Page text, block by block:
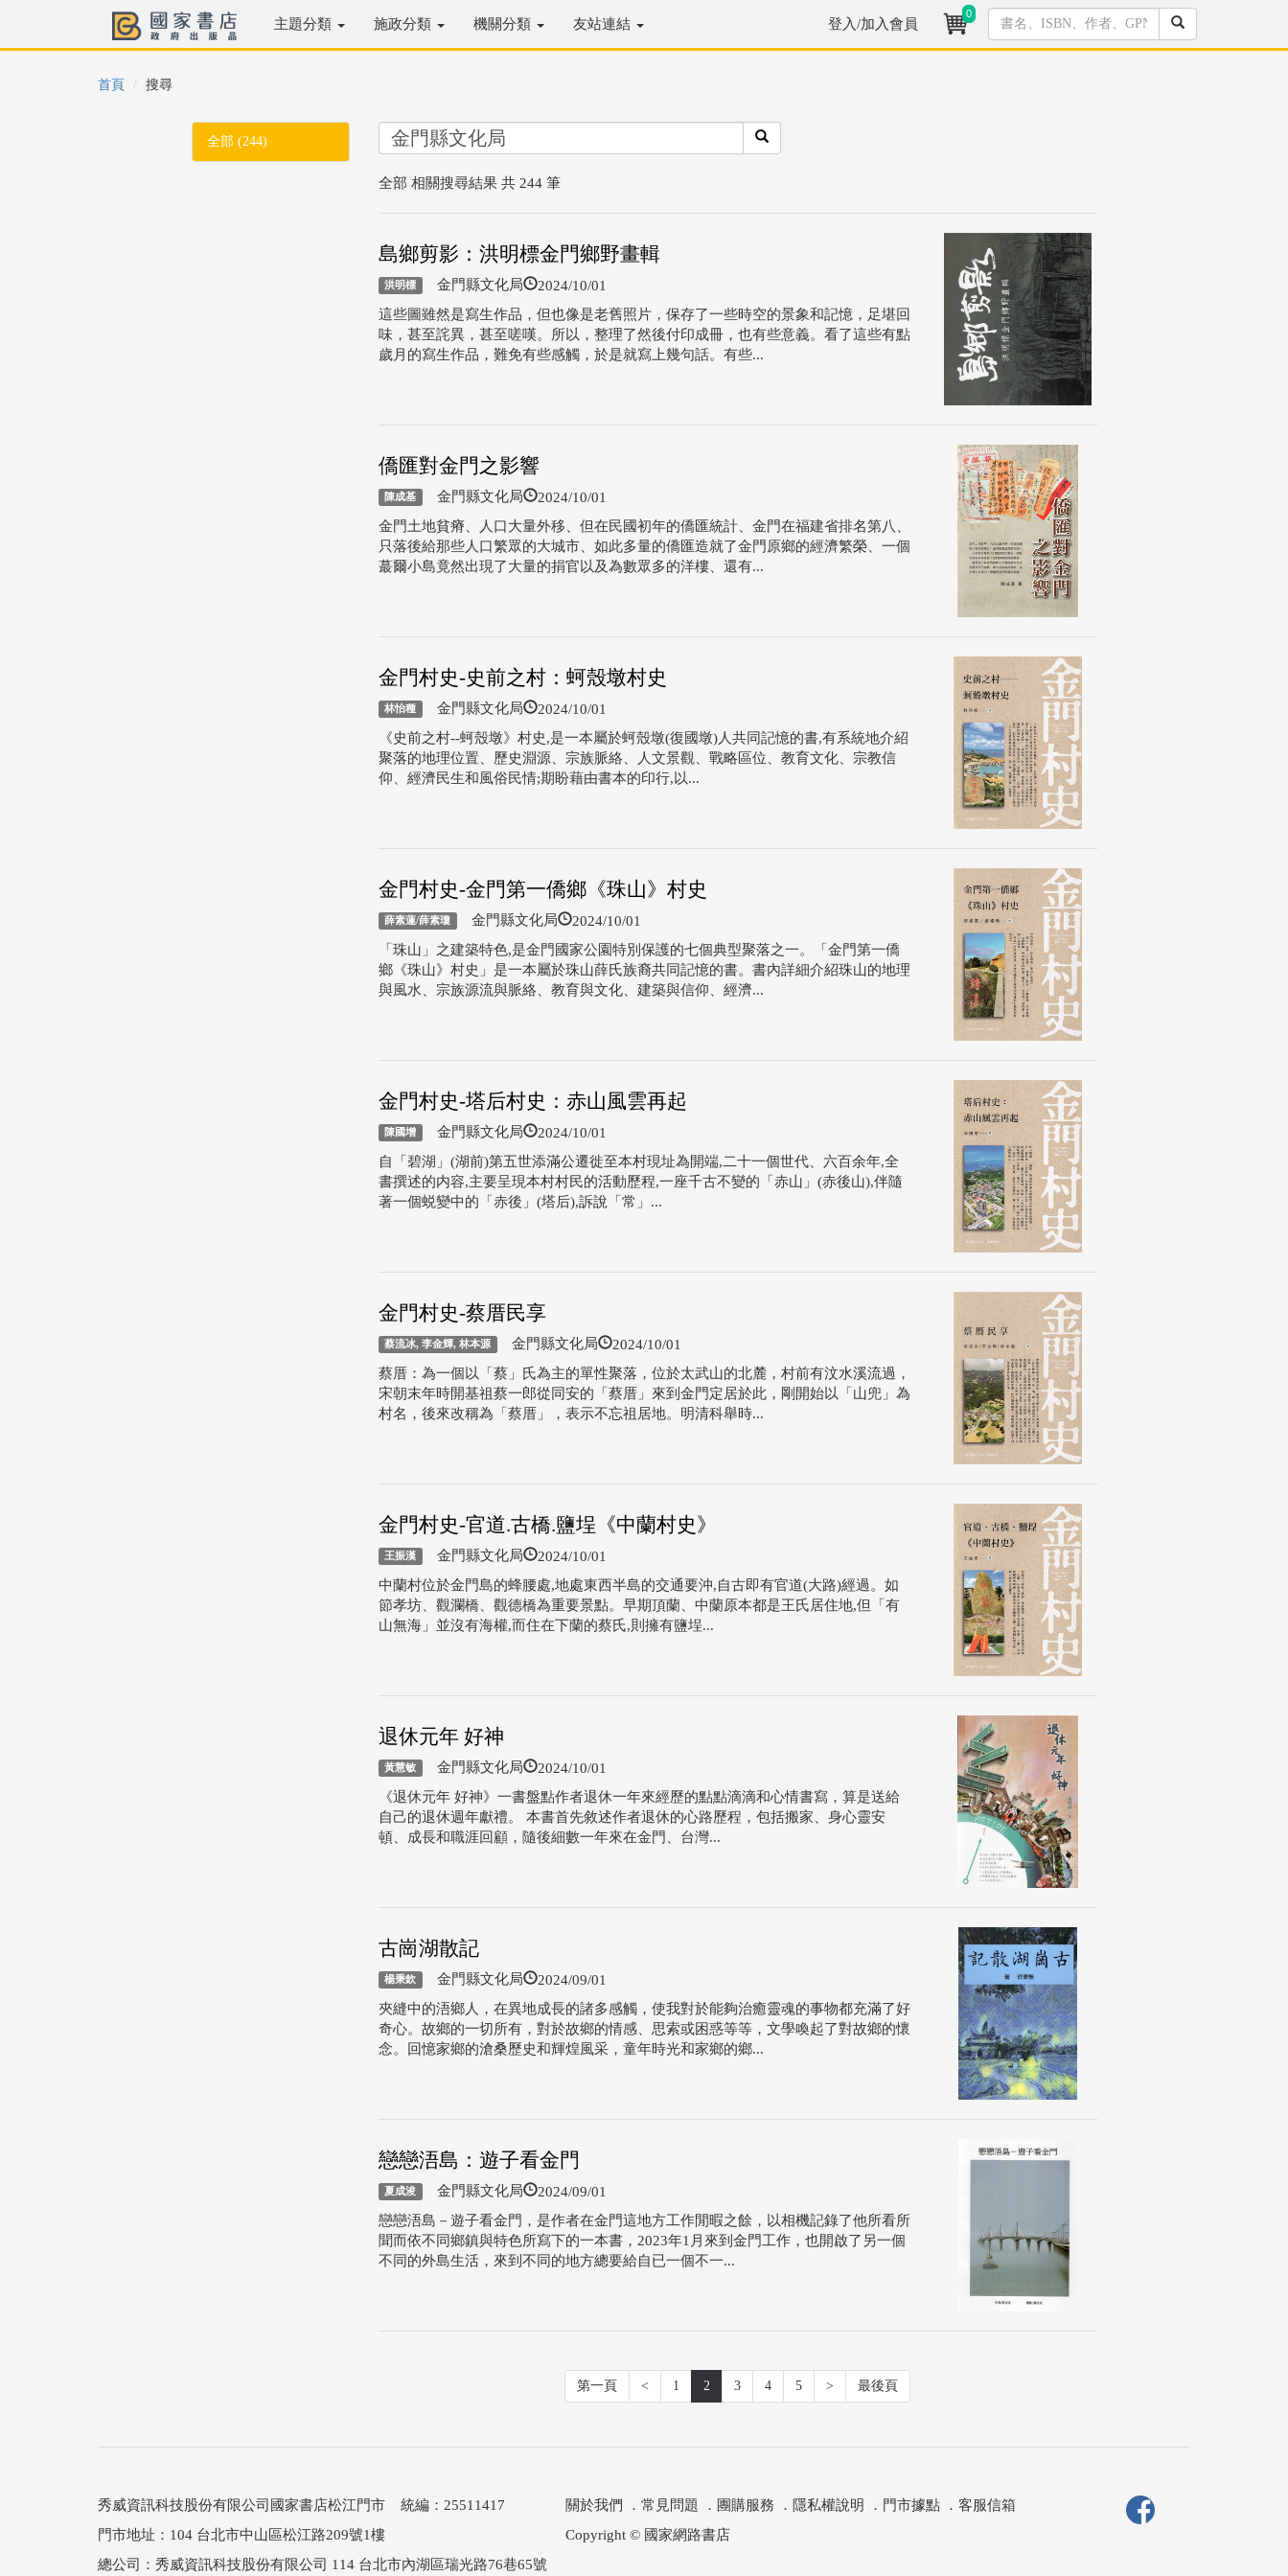
主題分類 施政分類 機關分類 友站連結 登入/加入會員
0
首頁 搜尋
全部 (244)
全部 相關搜尋結果 共 244 筆
島鄉剪影：洪明標金門鄉野畫輯
洪明標 金門縣文化局 2024/10/01
這些圖雖然是寫生作品，但也像是老舊照片，保存了一些時空的景象和記憶，足堪回
味，甚至詫異，甚至嗟嘆。所以，整理了然後付印成冊，也有些意義。看了這些有點
歲月的寫生作品，難免有些感觸，於是就寫上幾句話。有些...
僑匯對金門之影響
陳成基 金門縣文化局 2024/10/01
金門土地貧瘠、人口大量外移、但在民國初年的僑匯統計、金門在福建省排名第八、
只落後給那些人口繁眾的大城市、如此多量的僑匯造就了金門原鄉的經濟繁榮、一個
蕞爾小島竟然出現了大量的捐官以及為數眾多的洋樓、還有...
金門村史-史前之村：蚵殼墩村史
林怡種 金門縣文化局 2024/10/01
《史前之村--蚵殼墩》村史,是一本屬於蚵殼墩(復國墩)人共同記憶的書,有系統地介紹
聚落的地理位置、歷史淵源、宗族脈絡、人文景觀、戰略區位、教育文化、宗教信
仰、經濟民生和風俗民情;期盼藉由書本的印行,以...
金門村史-金門第一僑鄉《珠山》村史
薛素蓮/薛素瓊 金門縣文化局 2024/10/01
「珠山」之建築特色,是金門國家公園特別保護的七個典型聚落之一。「金門第一僑
鄉《珠山》村史」是一本屬於珠山薛氏族裔共同記憶的書。書內詳細介紹珠山的地理
與風水、宗族源流與脈絡、教育與文化、建築與信仰、經濟...
金門村史-塔后村史：赤山風雲再起
陳國增 金門縣文化局 2024/10/01
自「碧湖」(湖前)第五世添滿公遷徙至本村現址為開端,二十一個世代、六百余年,全
書撰述的内容,主要呈現本村村民的活動歷程,一座千古不變的「赤山」(赤後山),伴隨
著一個蜕變中的「赤後」(塔后),訴說「常」...
金門村史-蔡厝民享
蔡流冰, 李金輝, 林本源 金門縣文化局 2024/10/01
蔡厝：為一個以「蔡」氏為主的單性聚落，位於太武山的北麓，村前有汶水溪流過，
宋朝末年時開基祖蔡一郎從同安的「蔡厝」來到金門定居於此，剛開始以「山兜」為
村名，後來改稱為「蔡厝」，表示不忘祖居地。明清科舉時...
金門村史-官道.古橋.鹽埕《中蘭村史》
王振漢 金門縣文化局 2024/10/01
中蘭村位於金門島的蜂腰處,地處東西半島的交通要沖,自古即有官道(大路)經過。如
節孝坊、觀瀾橋、觀德橋為重要景點。早期頂蘭、中蘭原本都是王氏居住地,但「有
山無海」並沒有海權,而住在下蘭的蔡氏,則擁有鹽埕...
退休元年 好神
黃慧敏 金門縣文化局 2024/10/01
《退休元年 好神》一書盤點作者退休一年來經歷的點點滴滴和心情書寫，算是送給
自己的退休週年獻禮。 本書首先敘述作者退休的心路歷程，包括搬家、身心靈安
頓、成長和職涯回顧，隨後細數一年來在金門、台灣...
古崗湖散記
楊秉欽 金門縣文化局 2024/09/01
夾縫中的浯鄉人，在異地成長的諸多感觸，使我對於能夠治癒靈魂的事物都充滿了好
奇心。故鄉的一切所有，對於故鄉的情感、思索或困惑等等，文學喚起了對故鄉的懷
念。回憶家鄉的滄桑歷史和輝煌風采，童年時光和家鄉的鄉...
戀戀浯島：遊子看金門
夏成浚 金門縣文化局 2024/09/01
戀戀浯島－遊子看金門，是作者在金門這地方工作閒暇之餘，以相機記錄了他所看所
聞而依不同鄉鎮與特色所寫下的一本書，2023年1月來到金門工作，也開啟了另一個
不同的外島生活，來到不同的地方總要給自已一個不一...
第一頁 < 1 2 3 4 5 > 最後頁
秀威資訊科技股份有限公司國家書店松江門市 統編：25511417
門市地址：104 台北市中山區松江路209號1樓
關於我們 ． 常見問題 ． 團購服務 ． 隱私權說明 ． 門市據點． 客服信箱
Copyright © 國家網路書店
總公司：秀威資訊科技股份有限公司 114 台北市內湖區瑞光路76巷65號